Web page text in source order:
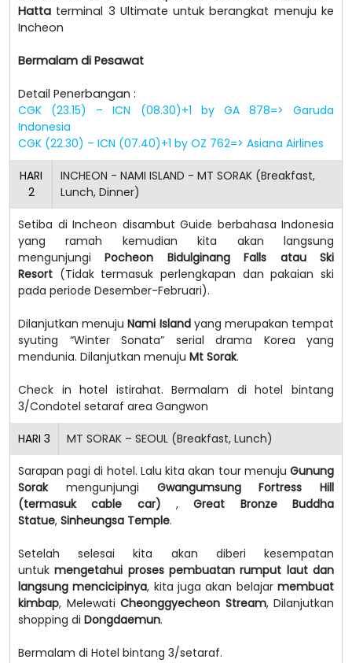
Hatta terminal 3 Ultimate untuk berangkat menuju ke
Incheon
Bermalam di Pesawat
Detail Penerbangan :
CGK (23.15) – ICN (08.30)+1 by GA 878=> Garuda
Indonesia
CGK (22.30) – ICN (07.40)+1 by OZ 762=> Asiana Airlines
HARI
2
INCHEON - NAMI ISLAND - MT SORAK (Breakfast,
Lunch, Dinner)
Setiba di Incheon disambut Guide berbahasa Indonesia
yang ramah kemudian kita akan langsung
mengunjungiPocheon Bidulginang Falls atau Ski
Resort (Tidak termasuk perlengkapan dan pakaian ski
pada periode Desember-Februari).
Dilanjutkan menujuNami Islandyang merupakan tempat
syuting “Winter Sonata” serial drama Korea yang
mendunia. Dilanjutkan menuju Mt Sorak.
Check in hotel istirahat. Bermalam di hotel bintang
3/Condotel setaraf area Gangwon
HARI 3 MT SORAK – SEOUL (Breakfast, Lunch)
Sarapan pagi di hotel. Lalu kita akan tour menuju Gunung
Sorakmengunjungi Gwangumsung Fortress Hill
(termasuk cable car) ,Great Bronze Buddha
Statue, Sinheungsa Temple.
Setelah selesai kita akan diberi kesempatan
untukmengetahui proses pembuatan rumput laut dan
langsung mencicipinya, kita juga akan belajarmembuat
kimbap, Melewati Cheonggyecheon Stream, Dilanjutkan
shopping di Dongdaemun.
Bermalam di Hotel bintang 3/setaraf.